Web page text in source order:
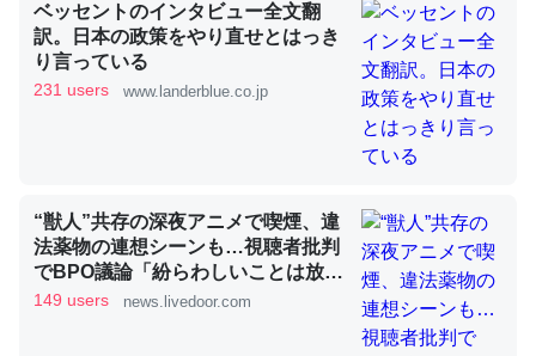
論文では「淡水はカルシウムも酸素も不足してて両方に不
利だから両方が拮抗してるのでは」とあって面白い。海に
いる鋏角類（カブトガニ・ウミグモ）はカルシウムを使わ
ずキチンを強化してる筈だが、酵素が違うのか？
これを元に考えるとカルシウムを大量に使う脊椎動物と貝
類は苦労してるんだな…。腹足類だと殻を無くしてナメク
ベッセントのインタビュー全文翻
訳。日本の政策をやり直せとはっき
り言っている
231 users www.landerblue.co.jp
“獣人”共存の深夜アニメで喫煙、違
法薬物の連想シーンも…視聴者批判
でBPO議論「紛らわしいことは放送
しないほうが」 - ライブドアニュー
149 users news.livedoor.com